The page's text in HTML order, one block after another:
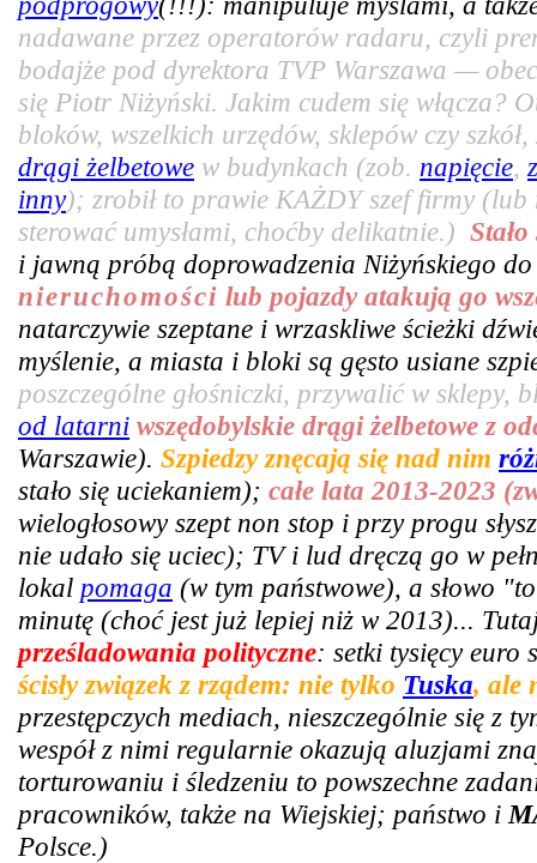
nadawane przez operatorów radaru, czyli
bodajże pod dyrektora TVP Warszawa —
się Piotr Niżyński. Jakim cudem się włącza?
bloków, wszelkich urzędów, sklepów czy
drągi żelbetowe w budynkach (zob. napięcie,
inny); zrobił to prawie KAŻDY szef firmy
sterować umysłami, choćby delikatnie.)
i jawną próbą doprowadzenia Niżyńskiego
nieruchomości lub pojazdy atakują go
natarczywie szeptane i wrzaskliwe ścieżki
myślenie, a miasta i bloki są gęsto usiane
poszczególne głośniczki, przywalić w sklepy,
od latarni wszędobylskie drągi żelbetowe z
Warszawie). Szpiedzy znęcają się nad nim
stało się uciekaniem); całe lata 2013-2023
wielogłosowy szept non stop i przy progu
nie udało się uciec); TV i lud dręczą go w
lokal pomaga (w tym państwowe), a słowo
minutę (choć jest już lepiej niż w 2013)...
prześladowania polityczne: setki tysięcy euro
ścisły związek z rządem: nie tylko Tuska, ale
przestępczych mediach, nieszczególnie się
wespół z nimi regularnie okazują aluzjami
torturowaniu i śledzeniu to powszechne
pracowników, także na Wiejskiej; państwo i
Polsce.)